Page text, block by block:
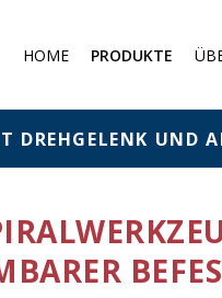
HOME PRODUKTE
Schutz
UND